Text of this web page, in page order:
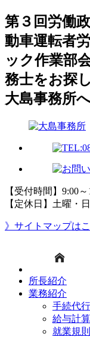
第３回労働
動車運転者
ック作業部
務士をお探
大島事務所
【受付時間】9:00～
【定休日】土曜・
》サイトマップは
所長紹介
業務紹介
手続代
給与計算
就業規則